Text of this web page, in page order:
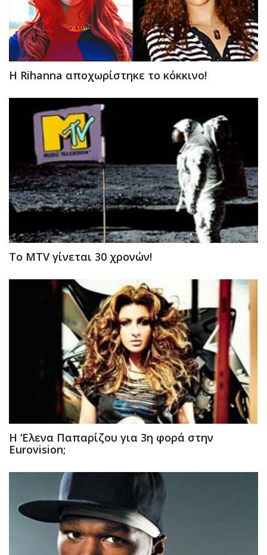
H Rihanna αποχωρίστηκε το κόκκινο!
To MTV γίνεται 30 χρονών!
Η ‘Ελενα Παπαρίζου για 3η φορά στην
Eurovision;